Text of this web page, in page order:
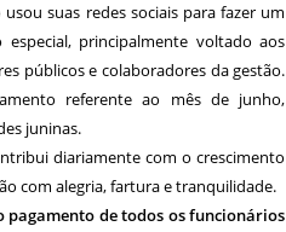
suas redes sociais para fazer um
especial, principalmente voltado aos
públicos e colaboradores da gestão.
referente ao mês de junho,
juninas.
diariamente com o crescimento
com alegria, fartura e tranquilidade.
pagamento de todos os funcionários